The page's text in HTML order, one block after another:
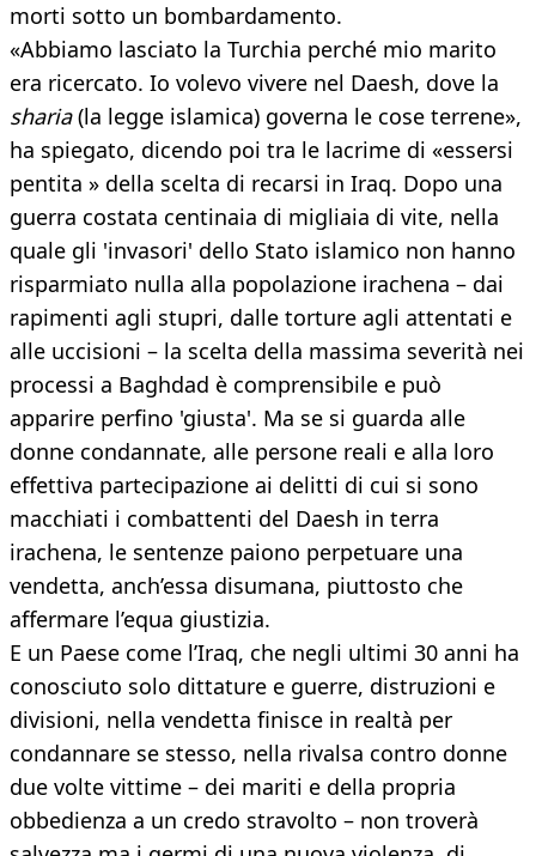
morti sotto un bombardamento.
«Abbiamo lasciato la Turchia perché mio marito
era ricercato. Io volevo vivere nel Daesh, dove la
sharia(la legge islamica) governa le cose terrene»,
ha spiegato, dicendo poi tra le lacrime di «essersi
pentita » della scelta di recarsi in Iraq. Dopo una
guerra costata centinaia di migliaia di vite, nella
quale gli 'invasori' dello Stato islamico non hanno
risparmiato nulla alla popolazione irachena – dai
rapimenti agli stupri, dalle torture agli attentati e
alle uccisioni – la scelta della massima severità nei
processi a Baghdad è comprensibile e può
apparire perfino 'giusta'. Ma se si guarda alle
donne condannate, alle persone reali e alla loro
effettiva partecipazione ai delitti di cui si sono
macchiati i combattenti del Daesh in terra
irachena, le sentenze paiono perpetuare una
vendetta, anch’essa disumana, piuttosto che
affermare l’equa giustizia.
E un Paese come l’Iraq, che negli ultimi 30 anni ha
conosciuto solo dittature e guerre, distruzioni e
divisioni, nella vendetta finisce in realtà per
condannare se stesso, nella rivalsa contro donne
due volte vittime – dei mariti e della propria
obbedienza a un credo stravolto – non troverà